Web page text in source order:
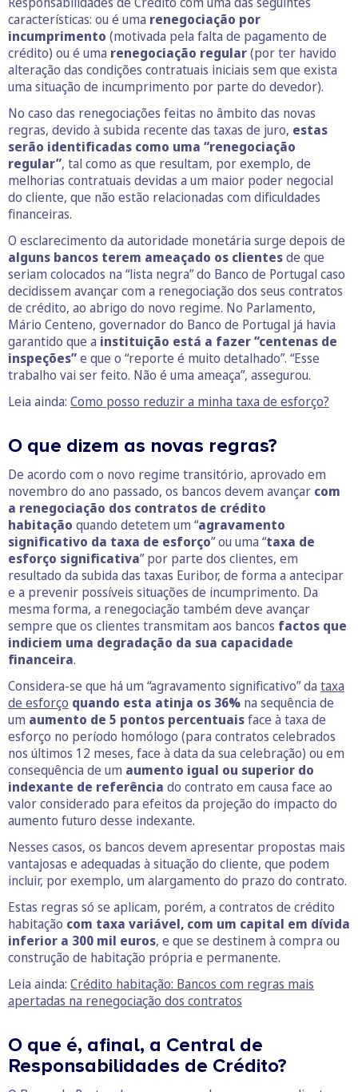
características: ou é uma renegociação por
incumprimento (motivada pela falta de pagamento de
crédito) ou é uma renegociação regular(por ter havido
alteração das condições contratuais iniciais sem que exista
uma situação de incumprimento por parte do devedor).
No caso das renegociações feitas no âmbito das novas
regras, devido à subida recente das taxas de juro, estas
serão identificadas como uma “renegociação
regular”, tal como as que resultam, por exemplo, de
melhorias contratuais devidas a um maior poder negocial
do cliente, que não estão relacionadas com dificuldades
financeiras.
O esclarecimento da autoridade monetária surge depois de
alguns bancos terem ameaçado os clientesde que
seriam colocados na “lista negra” do Banco de Portugal caso
decidissem avançar com a renegociação dos seus contratos
de crédito, ao abrigo do novo regime. No Parlamento,
Mário Centeno, governador do Banco de Portugal já havia
garantido que a instituição está a fazer “centenas de
inspeções”e que o “reporte é muito detalhado”. “Esse
trabalho vai ser feito. Não é uma ameaça”, assegurou.
Leia ainda: Como posso reduzir a minha taxa de esforço?
O que dizem as novas regras?
De acordo com o novo regime transitório, aprovado em
novembro do ano passado, os bancos devem avançar com
a renegociação dos contratos de crédito
habitação quando detetem um “agravamento
significativo da taxa de esforço” ou uma “taxa de
esforço significativa” por parte dos clientes, em
resultado da subida das taxas Euribor, de forma a antecipar
e a prevenir possíveis situações de incumprimento. Da
mesma forma, a renegociação também deve avançar
sempre que os clientes transmitam aos bancos factos que
indiciem uma degradação da sua capacidade
financeira.
Considera-se que há um “agravamento significativo” da taxa
de esforço quando esta atinja os 36% na sequência de
um aumento de 5 pontos percentuaisface à taxa de
esforço no período homólogo (para contratos celebrados
nos últimos 12 meses, face à data da sua celebração) ou em
consequência de um aumento igual ou superior do
indexante de referência do contrato em causa face ao
valor considerado para efeitos da projeção do impacto do
aumento futuro desse indexante.
Nesses casos, os bancos devem apresentar propostas mais
vantajosas e adequadas à situação do cliente, que podem
incluir, por exemplo, um alargamento do prazo do contrato.
Estas regras só se aplicam, porém, a contratos de crédito
habitação com taxa variável, com um capital em dívida
inferior a 300 mil euros, e que se destinem à compra ou
construção de habitação própria e permanente.
Leia ainda: Crédito habitação: Bancos com regras mais
apertadas na renegociação dos contratos
O que é, afinal, a Central de
Responsabilidades de Crédito?